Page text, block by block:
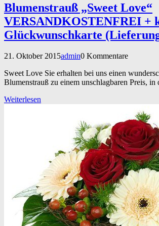
Blumenstrauß „Sweet Love“
VERSANDKOSTENFREI +
Glückwunschkarte
21. Oktober 2015admin0 Kommentare
Sweet Love Sie erhalten bei uns einen
Blumenstrauß zu einem unschlagbaren Preis,
Weiterlesen